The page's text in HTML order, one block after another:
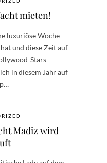
mieten!
luxuriöse Woche
und diese Zeit auf
Stars
in diesem Jahr auf
Madiz wird